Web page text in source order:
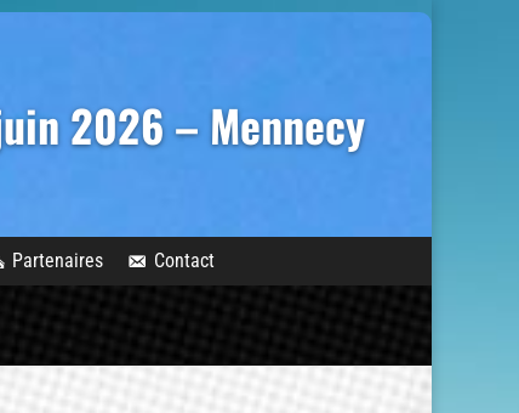
2026 – Mennecy
Partenaires Contact